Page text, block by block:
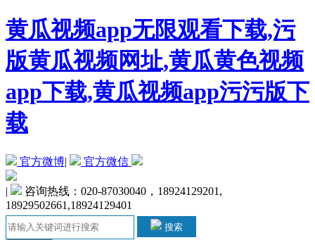
黄瓜视频app无限观看下载,污
版黄瓜视频网址,黄瓜黄色视频
app下载,黄瓜视频app污污版下
载
官方微博| 官方微信
|
咨询热线：020-87030040，18924129201,
18929502661,18924129401
搜索